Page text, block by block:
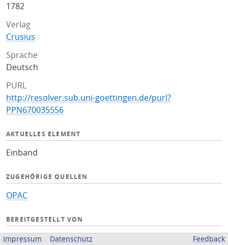
1782
Verlag
Crusius
Sprache
Deutsch
PURL
http://resolver.sub.uni-goettingen.de/purl?
PPN670035556
AKTUELLES ELEMENT
Einband
ZUGEHÖRIGE QUELLEN
OPAC
BEREITGESTELLT VON
Niedersächsische Staats- und Universitätsbibliothek
Impressum Datenschutz Feedback